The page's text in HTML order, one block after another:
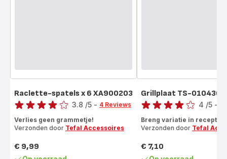
Raclette-spatels x 6 XA900203
Score
3.8 /5 - 4 Reviews
Verlies geen grammetje!
Verzonden door Tefal Accessoires
Prijs
€ 9,99
Grillplaat TS-
Score
met
sterren
(gemiddeld)
4 /5 -
Breng variatie in recepten
Verzonden door Tefal
Prijs
€ 7,10